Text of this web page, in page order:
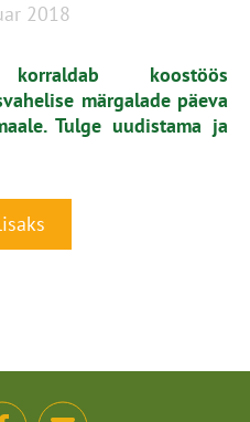
2018
koostöös
märgalade päeva
Tulge uudistama ja